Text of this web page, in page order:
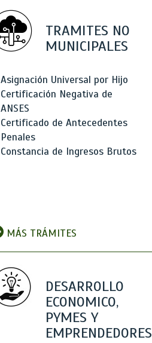
TRAMITES NO
MUNICIPALES
Asignación Universal por Hijo
Certificación Negativa de
ANSES
Certificado de Antecedentes
Penales
Constancia de Ingresos Brutos
MÁS TRÁMITES
DESARROLLO
ECONOMICO,
PYMES Y
EMPRENDEDORES